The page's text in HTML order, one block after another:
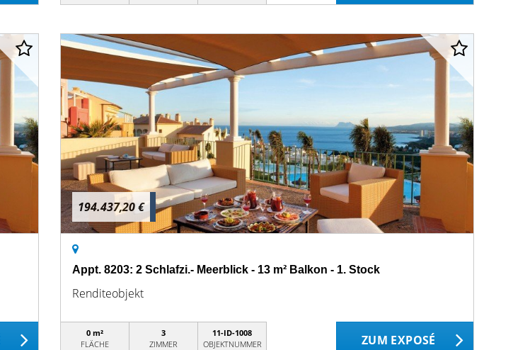
194.437,20 €
Appt. 8203: 2 Schlafzi.- Meerblick - 13 m² Balkon - 1. Stock
Renditeobjekt
0 m²
FLÄCHE
3
ZIMMER
11-ID-1008
OBJEKTNUMMER
ZUM EXPOSÉ